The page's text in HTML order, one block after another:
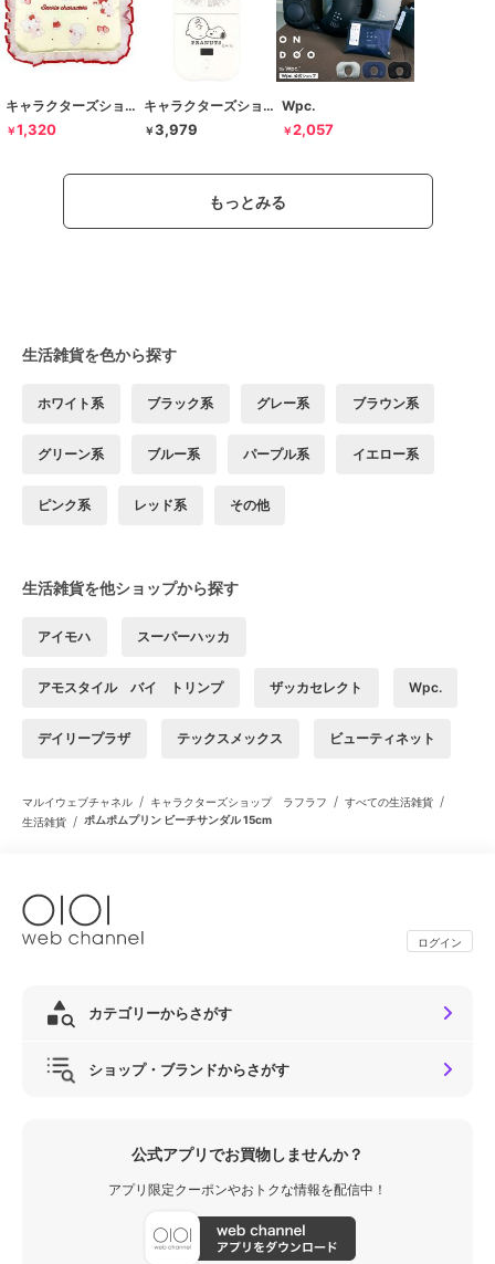
キャラクターズショップ ラフラフ
￥1,320
キャラクターズショップ ラフラフ
￥3,979
Wpc.
￥2,057
もっとみる
生活雑貨を色から探す
ホワイト系 ブラック系 グレー系 ブラウン系
グリーン系 ブルー系 パープル系 イエロー系
ピンク系 レッド系 その他
生活雑貨を他ショップから探す
アイモハ スーパーハッカ
アモスタイル バイ トリンプ ザッカセレクト Wpc.
デイリープラザ テックスメックス ビューティネット
マルイウェブチャネル / キャラクターズショップ ラフラフ / すべての生活雑貨 /
生活雑貨 / ポムポムプリン ビーチサンダル 15cm
ログイン
カテゴリーからさがす
ショップ・ブランドからさがす
公式アプリでお買物しませんか？
アプリ限定クーポンやおトクな情報を配信中！